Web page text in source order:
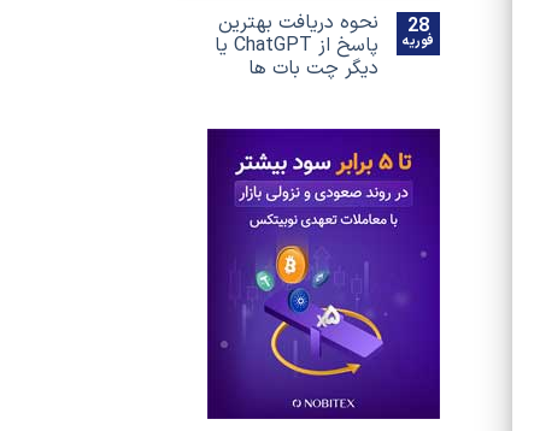
28
فوریه
نحوه دریافت بهترین
پاسخ‌ از ChatGPT یا
دیگر چت بات ها